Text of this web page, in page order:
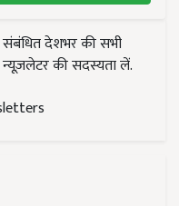
देशभर की सभी
की सदस्यता लें.